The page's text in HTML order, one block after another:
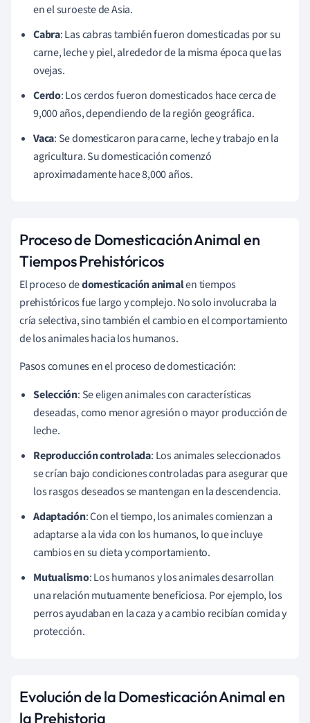
en el suroeste de Asia.
Cabra: Las cabras también fueron domesticadas por su
carne, leche y piel, alrededor de la misma época que las
ovejas.
Cerdo: Los cerdos fueron domesticados hace cerca de
9,000 años, dependiendo de la región geográfica.
Vaca: Se domesticaron para carne, leche y trabajo en la
agricultura. Su domesticación comenzó
aproximadamente hace 8,000 años.
Proceso de Domesticación Animal en
Tiempos Prehistóricos
El proceso dedomesticación animalen tiempos
prehistóricos fue largo y complejo. No solo involucraba la
cría selectiva, sino también el cambio en el comportamiento
de los animales hacia los humanos.
Pasos comunes en el proceso de domesticación:
Selección: Se eligen animales con características
deseadas, como menor agresión o mayor producción de
leche.
Reproducción controlada: Los animales seleccionados
se crían bajo condiciones controladas para asegurar que
los rasgos deseados se mantengan en la descendencia.
Adaptación: Con el tiempo, los animales comienzan a
adaptarse a la vida con los humanos, lo que incluye
cambios en su dieta y comportamiento.
Mutualismo: Los humanos y los animales desarrollan
una relación mutuamente beneficiosa. Por ejemplo, los
perros ayudaban en la caza y a cambio recibían comida y
protección.
Evolución de la Domesticación Animal en
la Prehistoria